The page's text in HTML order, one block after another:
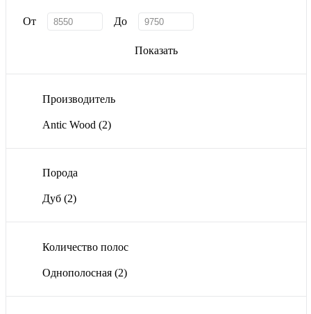
От До
Показать
Производитель
Antic Wood (2)
Порода
Дуб (2)
Количество полос
Однополосная (2)